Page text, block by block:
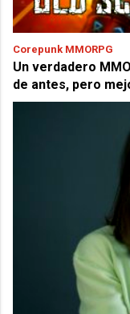
Corepunk MMORPG
Un verdadero
de antes, pero